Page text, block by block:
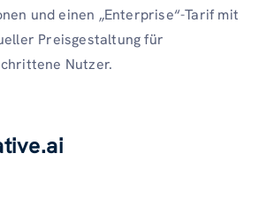
und einen „Enterprise“-Tarif mit
Preisgestaltung für
Nutzer.